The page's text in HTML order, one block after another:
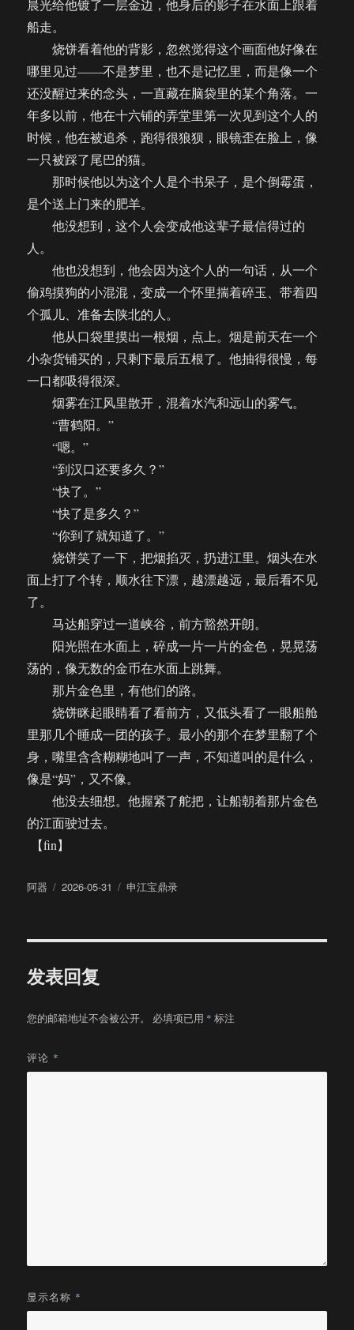
晨光给他镀了一层金边，他身后的影子在水面上跟着
船走。
烧饼看着他的背影，忽然觉得这个画面他好像在
哪里见过——不是梦里，也不是记忆里，而是像一个
还没醒过来的念头，一直藏在脑袋里的某个角落。一
年多以前，他在十六铺的弄堂里第一次见到这个人的
时候，他在被追杀，跑得很狼狈，眼镜歪在脸上，像
一只被踩了尾巴的猫。
那时候他以为这个人是个书呆子，是个倒霉蛋，
是个送上门来的肥羊。
他没想到，这个人会变成他这辈子最信得过的
人。
他也没想到，他会因为这个人的一句话，从一个
偷鸡摸狗的小混混，变成一个怀里揣着碎玉、带着四
个孤儿、准备去陕北的人。
他从口袋里摸出一根烟，点上。烟是前天在一个
小杂货铺买的，只剩下最后五根了。他抽得很慢，每
一口都吸得很深。
烟雾在江风里散开，混着水汽和远山的雾气。
“曹鹤阳。”
“嗯。”
“到汉口还要多久？”
“快了。”
“快了是多久？”
“你到了就知道了。”
烧饼笑了一下，把烟掐灭，扔进江里。烟头在水
面上打了个转，顺水往下漂，越漂越远，最后看不见
了。
马达船穿过一道峡谷，前方豁然开朗。
阳光照在水面上，碎成一片一片的金色，晃晃荡
荡的，像无数的金币在水面上跳舞。
那片金色里，有他们的路。
烧饼眯起眼睛看了看前方，又低头看了一眼船舱
里那几个睡成一团的孩子。最小的那个在梦里翻了个
身，嘴里含含糊糊地叫了一声，不知道叫的是什么，
像是“妈”，又不像。
他没去细想。他握紧了舵把，让船朝着那片金色
的江面驶过去。
【fin】
作
阿器
发
2026-05-31
分
申江宝鼎录
发表回复
您的邮箱地址不会被公开。 必填项已用 * 标注
评论 *
显示名称 *